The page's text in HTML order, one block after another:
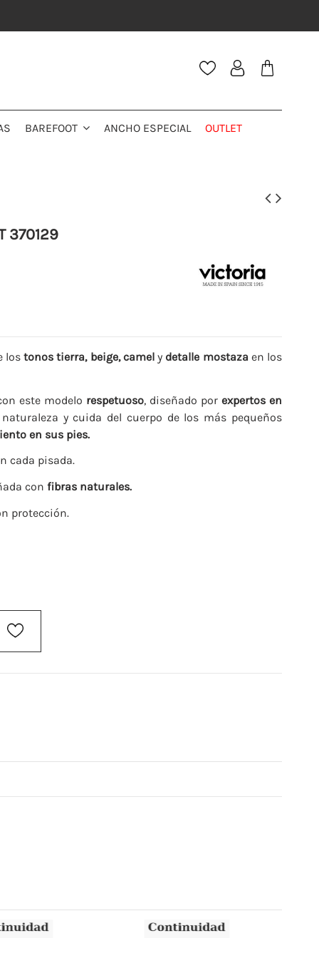
BAREFOOT ANCHO ESPECIAL OUTLET
370129
lostonos tierra, beige, camely detalle mostaza en los
este modelo respetuoso, diseñado porexpertos en
y cuida del cuerpo de los más pequeños
en sus pies.
cada pisada.
confibras naturales.
protección.